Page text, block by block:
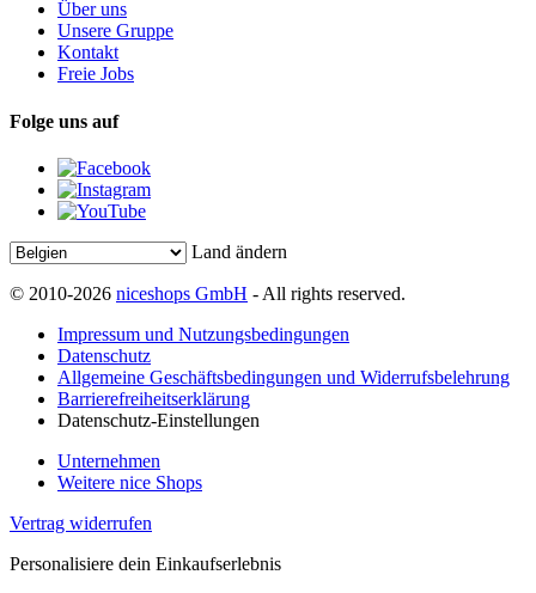
Über uns
Unsere Gruppe
Kontakt
Freie Jobs
Folge uns auf
Land ändern
© 2010-2026 niceshops GmbH - All rights reserved.
Impressum und Nutzungsbedingungen
Datenschutz
Allgemeine Geschäftsbedingungen und Widerrufsbelehrung
Barrierefreiheitserklärung
Datenschutz-Einstellungen
Unternehmen
Weitere nice Shops
Vertrag widerrufen
Personalisiere dein Einkaufserlebnis